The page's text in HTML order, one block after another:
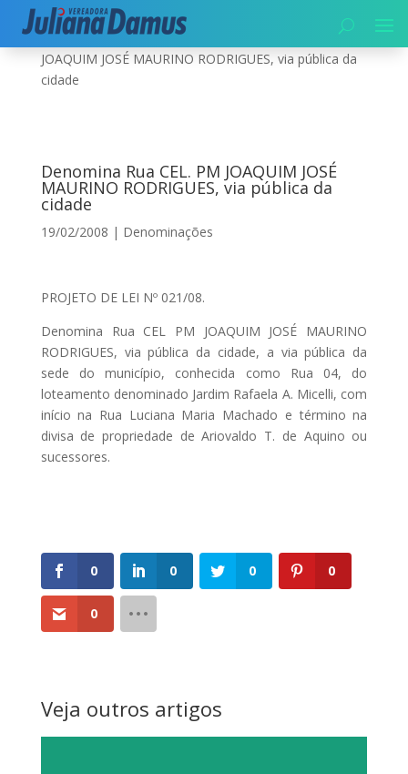
Início|Denominações|
JOAQUIM JOSÉ MAURINO RODRIGUES, via pública da
cidade
Denomina Rua CEL. PM JOAQUIM JOSÉ
MAURINO RODRIGUES, via pública da
cidade
19/02/2008 | Denominações
PROJETO DE LEI Nº 021/08.
Denomina Rua CEL PM JOAQUIM JOSÉ MAURINO
RODRIGUES, via pública da cidade, a via pública da
sede do município, conhecida como Rua 04, do
loteamento denominado Jardim Rafaela A. Micelli, com
início na Rua Luciana Maria Machado e término na
divisa de propriedade de Ariovaldo T. de Aquino ou
sucessores.
0 0 0 0
0
Veja outros artigos